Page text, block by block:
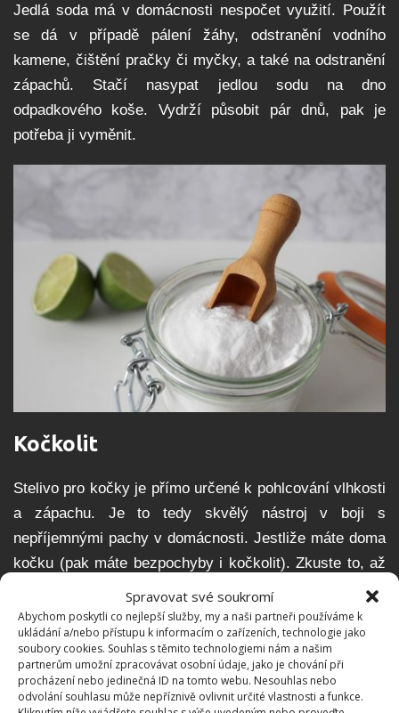
Spravovat své soukromí
Abychom poskytli co nejlepší služby, my a naši partneři používáme k
ukládání a/nebo přístupu k informacím o zařízeních, technologie jako
soubory cookies. Souhlas s těmito technologiemi nám a našim
partnerům umožní zpracovávat osobní údaje, jako je chování při
procházení nebo jedinečná ID na tomto webu. Nesouhlas nebo
odvolání souhlasu může nepříznivě ovlivnit určité vlastnosti a funkce.
Jedlá soda má v domácnosti nespočet využití. Použít
se dá v případě pálení žáhy, odstranění vodního
kamene, čištění pračky či myčky, a také na odstranění
zápachů. Stačí nasypat jedlou sodu na dno
odpadkového koše. Vydrží působit pár dnů, pak je
potřeba ji vyměnit.
Kočkolit
Stelivo pro kočky je přímo určené k pohlcování vlhkosti
a zápachu. Je to tedy skvělý nástroj v boji s
nepříjemnými pachy v domácnosti. Jestliže máte doma
kočku (pak máte bezpochyby i kočkolit). Zkuste to, až
budete vyměňovat sáček v odpadkovém koši. Nasypte
jednoduše na dno jeden šálek steliva. Díky absorpčním
účinkům bude nepříjemný zápach z koše minulostí.
Esenciální oleje